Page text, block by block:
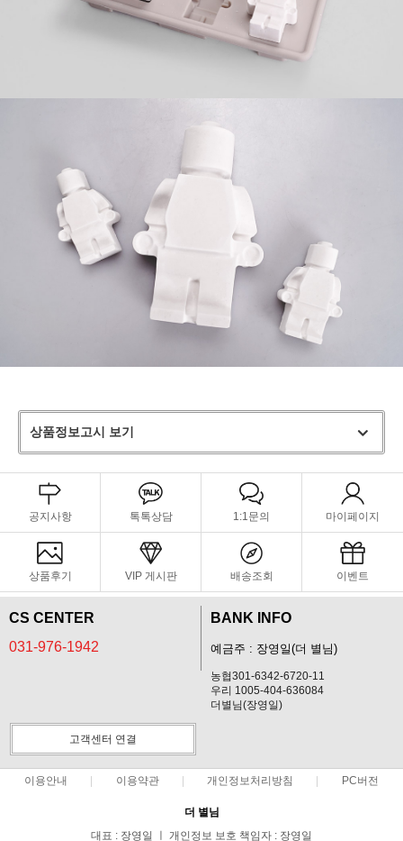
상품정보고시 보기
공지사항 톡톡상담 1:1문의 마이페이지
상품후기 VIP 게시판 배송조회 이벤트
CS CENTER
031-976-1942
BANK INFO
예금주 : 장영일(더 별님)
농협301-6342-6720-11
우리 1005-404-636084
더별님(장영일)
고객센터 연결
이용안내 이용약관 개인정보처리방침 PC버전
더 별님
대표 : 장영일 ㅣ 개인정보 보호 책임자 : 장영일